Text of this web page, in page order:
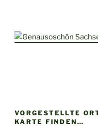
VORGESTELLTE
KARTE FINDEN…